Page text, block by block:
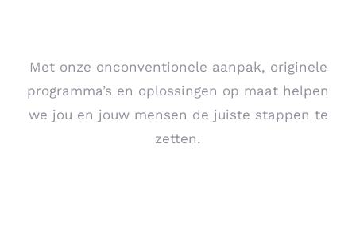
Met onze onconventionele aanpak, originele
programma’s en oplossingen op maat helpen
we jou en jouw mensen de juiste stappen te
zetten.